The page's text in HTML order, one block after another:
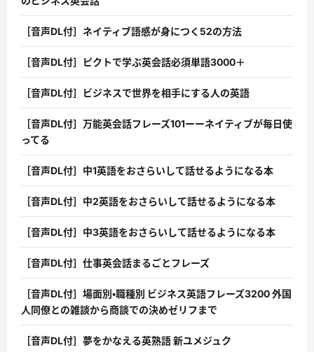
［音声DL付］ネイティブ語感が身につく52の方法
［音声DL付］ピクトで学ぶ英会話必須単語3000＋
［音声DL付］ビジネスで世界を相手にする人の英語
［音声DL付］万能英会話フレーズ101ーーネイティブが毎日使
ってる
［音声DL付］中1英語をおさらいして話せるようになる本
［音声DL付］中2英語をおさらいして話せるようになる本
［音声DL付］中3英語をおさらいして話せるようになる本
［音声DL付］仕事英会話まるごとフレーズ
［音声DL付］場面別・職種別 ビジネス英語フレーズ3200 外国
人同僚との雑談から商談での決めゼリフまで
［音声DL付］夢をかなえる英熟語 新ユメジュク